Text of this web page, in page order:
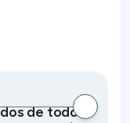
de todos